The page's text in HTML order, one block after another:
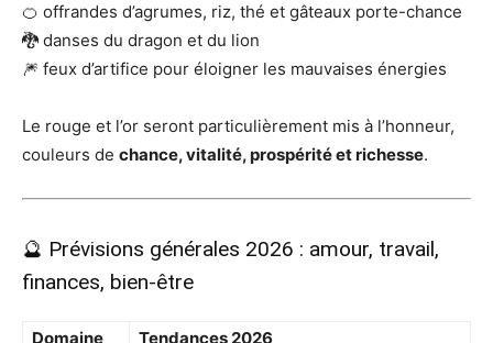
🍊 offrandes d’agrumes, riz, thé et gâteaux porte-chance
🐉 danses du dragon et du lion
🎆 feux d’artifice pour éloigner les mauvaises énergies
Le rouge et l’or seront particulièrement mis à l’honneur,
couleurs de chance, vitalité, prospérité et richesse.
🔮 Prévisions générales 2026 : amour, travail,
finances, bien-être
Domaine Tendances 2026